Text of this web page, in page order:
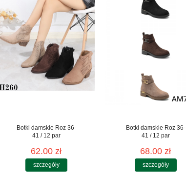
Botki damskie Roz 36-
41 / 12 par
62.00 zł
szczegóły
Botki damskie Roz 36-
41 / 12 par
68.00 zł
szczegóły